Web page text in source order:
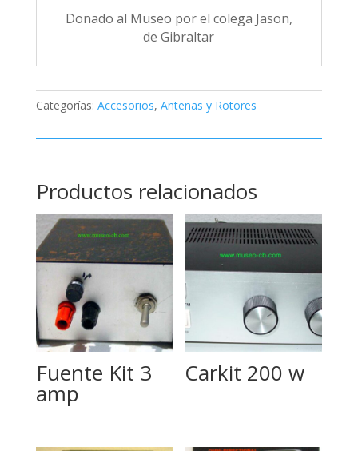
Donado al Museo por el colega Jason,
de Gibraltar
Categorías: Accesorios, Antenas y Rotores
Productos relacionados
Fuente Kit 3
amp
Carkit 200 w